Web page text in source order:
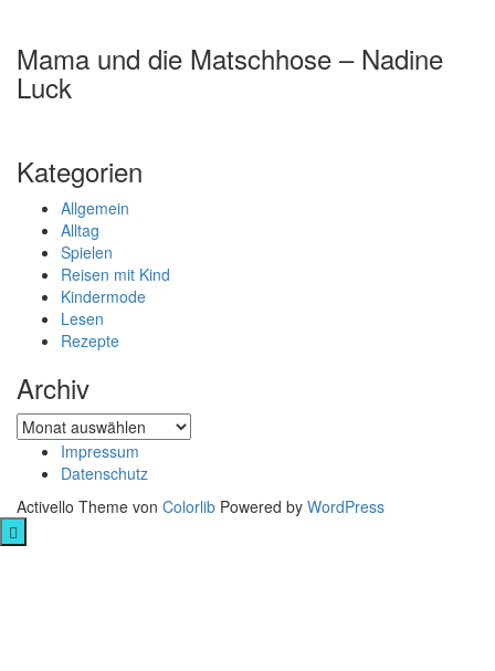
Mama und die Matschhose – Nadine
Luck
Kategorien
Allgemein
Alltag
Spielen
Reisen mit Kind
Kindermode
Lesen
Rezepte
Archiv
Archiv
Impressum
Datenschutz
Activello Theme von Colorlib Powered by WordPress